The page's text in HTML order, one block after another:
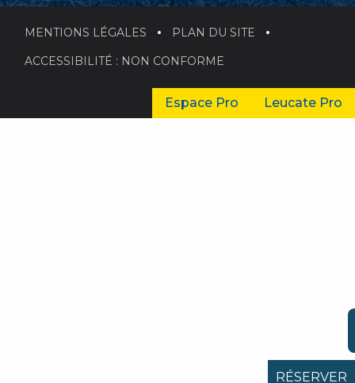
MENTIONS LÉGALES PLAN DU SITE
ACCESSIBILITÉ : NON CONFORME
Espace Pro Leucate Pro
RÉSERVER